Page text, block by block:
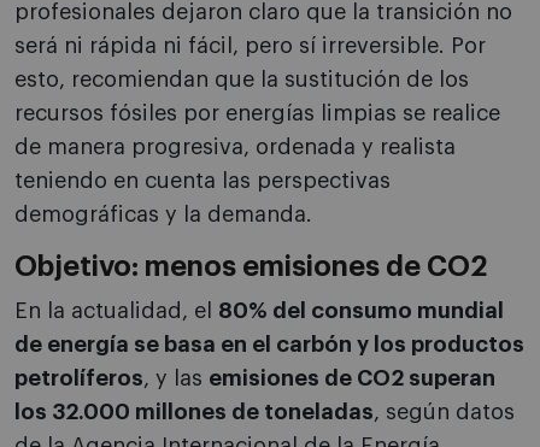
profesionales dejaron claro que la transición no
será ni rápida ni fácil, pero sí irreversible. Por
esto, recomiendan que la sustitución de los
recursos fósiles por energías limpias se realice
de manera progresiva, ordenada y realista
teniendo en cuenta las perspectivas
demográficas y la demanda.
Objetivo: menos emisiones de CO2
En la actualidad, el 80% del consumo mundial
de energía se basa en el carbón y los productos
petrolíferos, y las emisiones de CO2 superan
los 32.000 millones de toneladas, según datos